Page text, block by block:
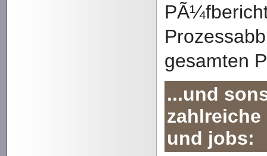
gesamten
...und
und jobs: